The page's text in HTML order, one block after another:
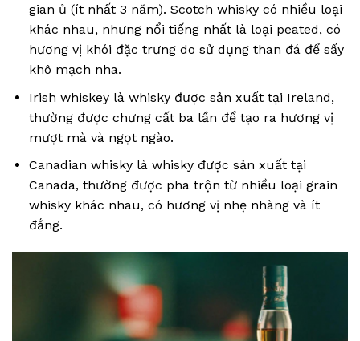
gian ủ (ít nhất 3 năm). Scotch whisky có nhiều loại
khác nhau, nhưng nổi tiếng nhất là loại peated, có
hương vị khói đặc trưng do sử dụng than đá để sấy
khô mạch nha.
Irish whiskey là whisky được sản xuất tại Ireland,
thường được chưng cất ba lần để tạo ra hương vị
mượt mà và ngọt ngào.
Canadian whisky là whisky được sản xuất tại
Canada, thường được pha trộn từ nhiều loại grain
whisky khác nhau, có hương vị nhẹ nhàng và ít
đắng.